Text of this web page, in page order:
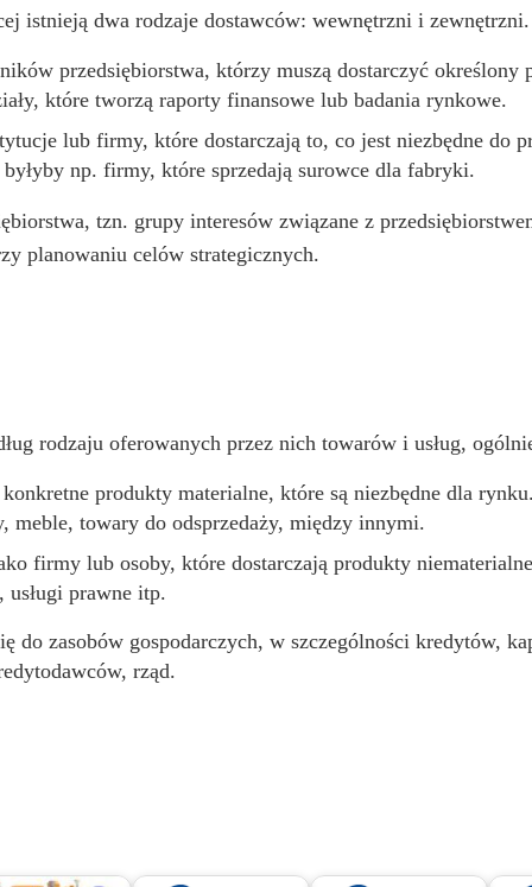
istnieją dwa rodzaje dostawców: wewnętrzni i zewnętrzni.
przedsiębiorstwa, którzy muszą dostarczyć określony
które tworzą raporty finansowe lub badania rynkowe.
lub firmy, które dostarczają to, co jest niezbędne do
np. firmy, które sprzedają surowce dla fabryki.
tzn. grupy interesów związane z
planowaniu celów strategicznych.
rodzaju oferowanych przez nich towarów i usług,
produkty materialne, które są niezbędne dla
meble, towary do odsprzedaży, między innymi.
firmy lub osoby, które dostarczają produkty
usługi prawne itp.
do zasobów gospodarczych, w szczególności kredytów,
rząd.